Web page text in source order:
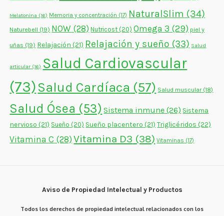
Melatonina (16) Memoria y concentración (17) NaturalSlim (34)
Naturebell (19) NOW (28) Nutricost (20) Omega 3 (29) piel y
uñas (19) Relajación (21) Relajación y sueño (33) Salud
articular (16) Salud Cardiovascular
(73)Salud Cardíaca (57) Salud muscular(18)
Salud Ósea (53) Sistema inmune (26) Sistema
nervioso (21) Sueño (20) Sueño placentero (21) Triglicéridos (22)
Vitamina C (28) Vitamina D3 (38) Vitaminas (17)
Aviso de Propiedad Intelectual y Productos
Todos los derechos de propiedad intelectual relacionados con los